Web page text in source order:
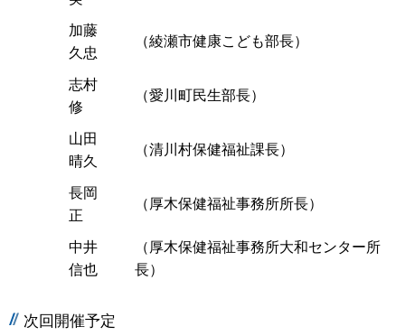
加藤
久忠
（綾瀬市健康こども部長）
志村
修
（愛川町民生部長）
山田
晴久
（清川村保健福祉課長）
長岡
正
（厚木保健福祉事務所所長）
中井
信也
（厚木保健福祉事務所大和センター所
長）
次回開催予定